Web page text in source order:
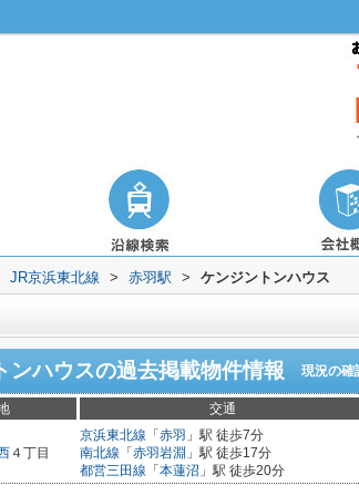
JR京浜東北線 > 赤羽駅 > ケンジントンハウス
ンハウスの過去掲載物件情報 現況の確
交通
４丁目
京浜東北線 「 赤羽 」駅 徒歩7分
南北線 「 赤羽岩淵 」駅 徒歩17分
都営三田線 「 本蓮沼 」駅 徒歩20分